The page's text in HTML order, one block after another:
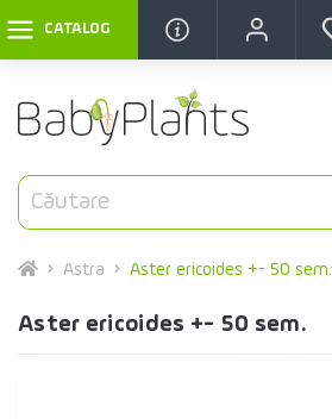
CATALOG
Astra Aster ericoides +- 50 sem.
Aster ericoides +- 50 sem.